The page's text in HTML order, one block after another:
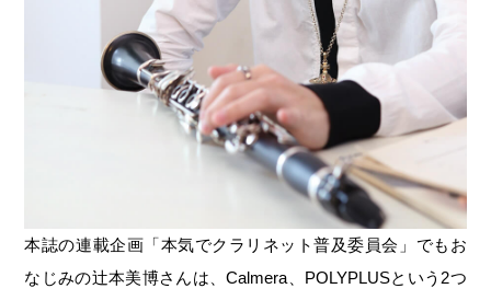
本誌の連載企画「本気でクラリネット普及委員会」でもお
なじみの辻本美博さんは、Calmera、POLYPLUSという2つ